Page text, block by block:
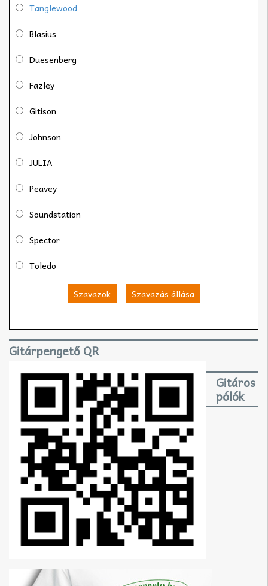
Tanglewood
Blasius
Duesenberg
Fazley
Gitison
Johnson
JULIA
Peavey
Soundstation
Spector
Toledo
Szavazok Szavazás állása
Gitárpengető QR
Gitáros
pólók